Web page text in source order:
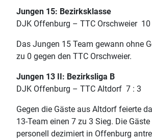
Jungen 15: Bezirksklasse
DJK Offenburg – TTC Orschweier 10
Das Jungen 15 Team gewann ohne
zu 0 gegen den TTC Orschweier.
Jungen 13 II: Bezirksliga B
DJK Offenburg – TTC Altdorf 7 : 3
Gegen die Gäste aus Altdorf feierte
13-Team einen 7 zu 3 Sieg. Die
personell dezimiert in Offenburg